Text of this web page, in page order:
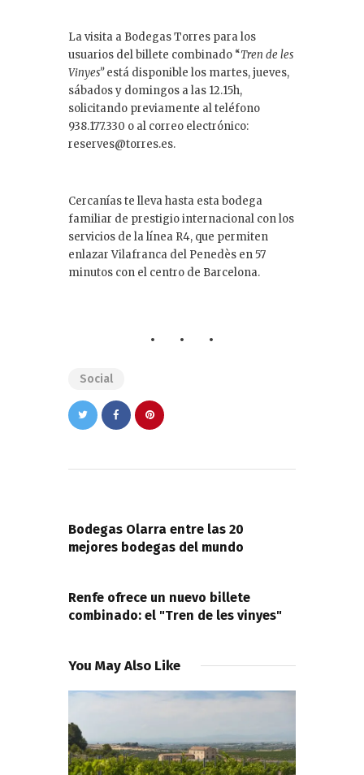
La visita a Bodegas Torres para los
usuarios del billete combinado “Tren de les
Vinyes”está disponible los martes, jueves,
sábados y domingos a las 12.15h,
solicitando previamente al teléfono
938.177.330 o al correo electrónico:
reserves@torres.es.
Cercanías te lleva hasta esta bodega
familiar de prestigio internacional con los
servicios de la línea R4, que permiten
enlazar Vilafranca del Penedès en 57
minutos con el centro de Barcelona.
Social
entradas
Bodegas Olarra entre las 20
mejores bodegas del mundo
Renfe ofrece un nuevo billete
combinado: el "Tren de les vinyes"
You May Also Like